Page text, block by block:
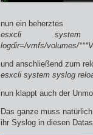
nun ein beherztes
esxcli
logdir=/vmfs/volumes/
und anschließend zum
esxcli system syslog
nun klappt auch der
Das ganze muss
ihr Syslog in diesen